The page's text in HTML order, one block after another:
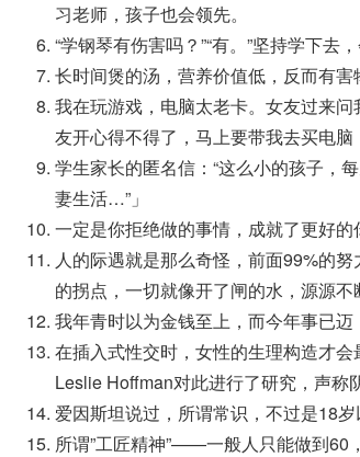
习老师，孩子也会领先。
“学钢琴有伤害吗？”“有。”坚持学下
长时间煲的汤，营养价值低，反而有害
我在玩游戏，电脑太老卡。女友过来
友开心得不得了，马上要带我去买电
学生家长的匿名信：“这么小的孩子，
妻生活…”」
一定是你拒绝做的事情，成就了更好的
人的际遇就是那么奇怪，前面99%的
的拐点，一切就像开了闸的水，源源不
我年青时以为金钱至上，而今年事已迈
在插入式性交时，女性的生理构造才
Leslie Hoffman对此进行了研究，声称
爱因斯坦说过，所谓常识，不过是18岁
所谓”工匠精神”——一般人只能做到60